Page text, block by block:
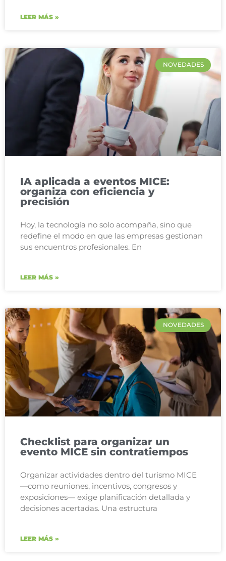
LEER MÁS »
NOVEDADES
IA aplicada a eventos MICE:
organiza con eficiencia y
precisión
Hoy, la tecnología no solo acompaña, sino que
redefine el modo en que las empresas gestionan
sus encuentros profesionales. En
LEER MÁS »
NOVEDADES
Checklist para organizar un
evento MICE sin contratiempos
Organizar actividades dentro del turismo MICE
—como reuniones, incentivos, congresos y
exposiciones— exige planificación detallada y
decisiones acertadas. Una estructura
LEER MÁS »